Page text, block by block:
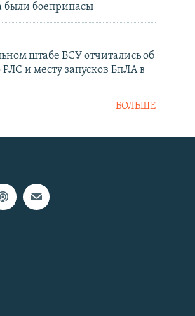
были боеприпасы
штабе ВСУ отчитались об
РЛС и месту запусков БпЛА в
БОЛЬШЕ